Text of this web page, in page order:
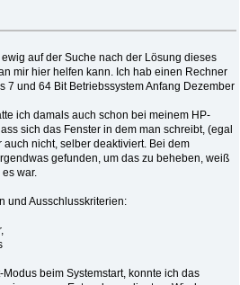
auf der Suche nach der Lösung dieses
mir hier helfen kann. Ich hab einen Rechner
7 und 64 Bit Betriebssystem Anfang Dezember
ich damals auch schon bei meinem HP-
sich das Fenster in dem man schreibt, (egal
auch nicht, selber deaktiviert. Bei dem
gefunden, um das zu beheben, weiß
war.
und Ausschlusskriterien:
beim Systemstart, konnte ich das